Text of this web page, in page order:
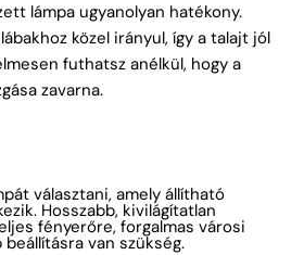
lámpa ugyanolyan hatékony.
közel irányul, így a talajt jól
futhatsz anélkül, hogy a
zavarna.
választani, amely állítható
Hosszabb, kivilágítatlan
fényerőre, forgalmas városi
van szükség.